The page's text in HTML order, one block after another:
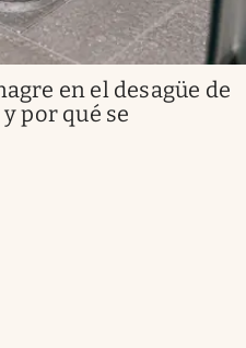
en el desagüe de
por qué se